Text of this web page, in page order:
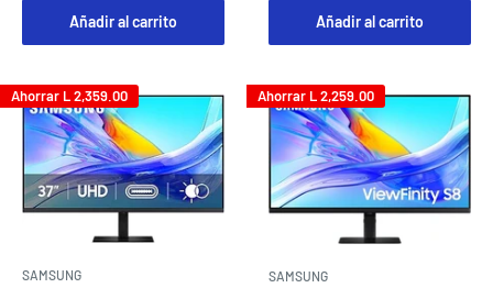
Añadir al carrito Añadir al carrito
Ahorrar L 2,359.00
SAMSUNG
Ahorrar L 2,259.00
SAMSUNG